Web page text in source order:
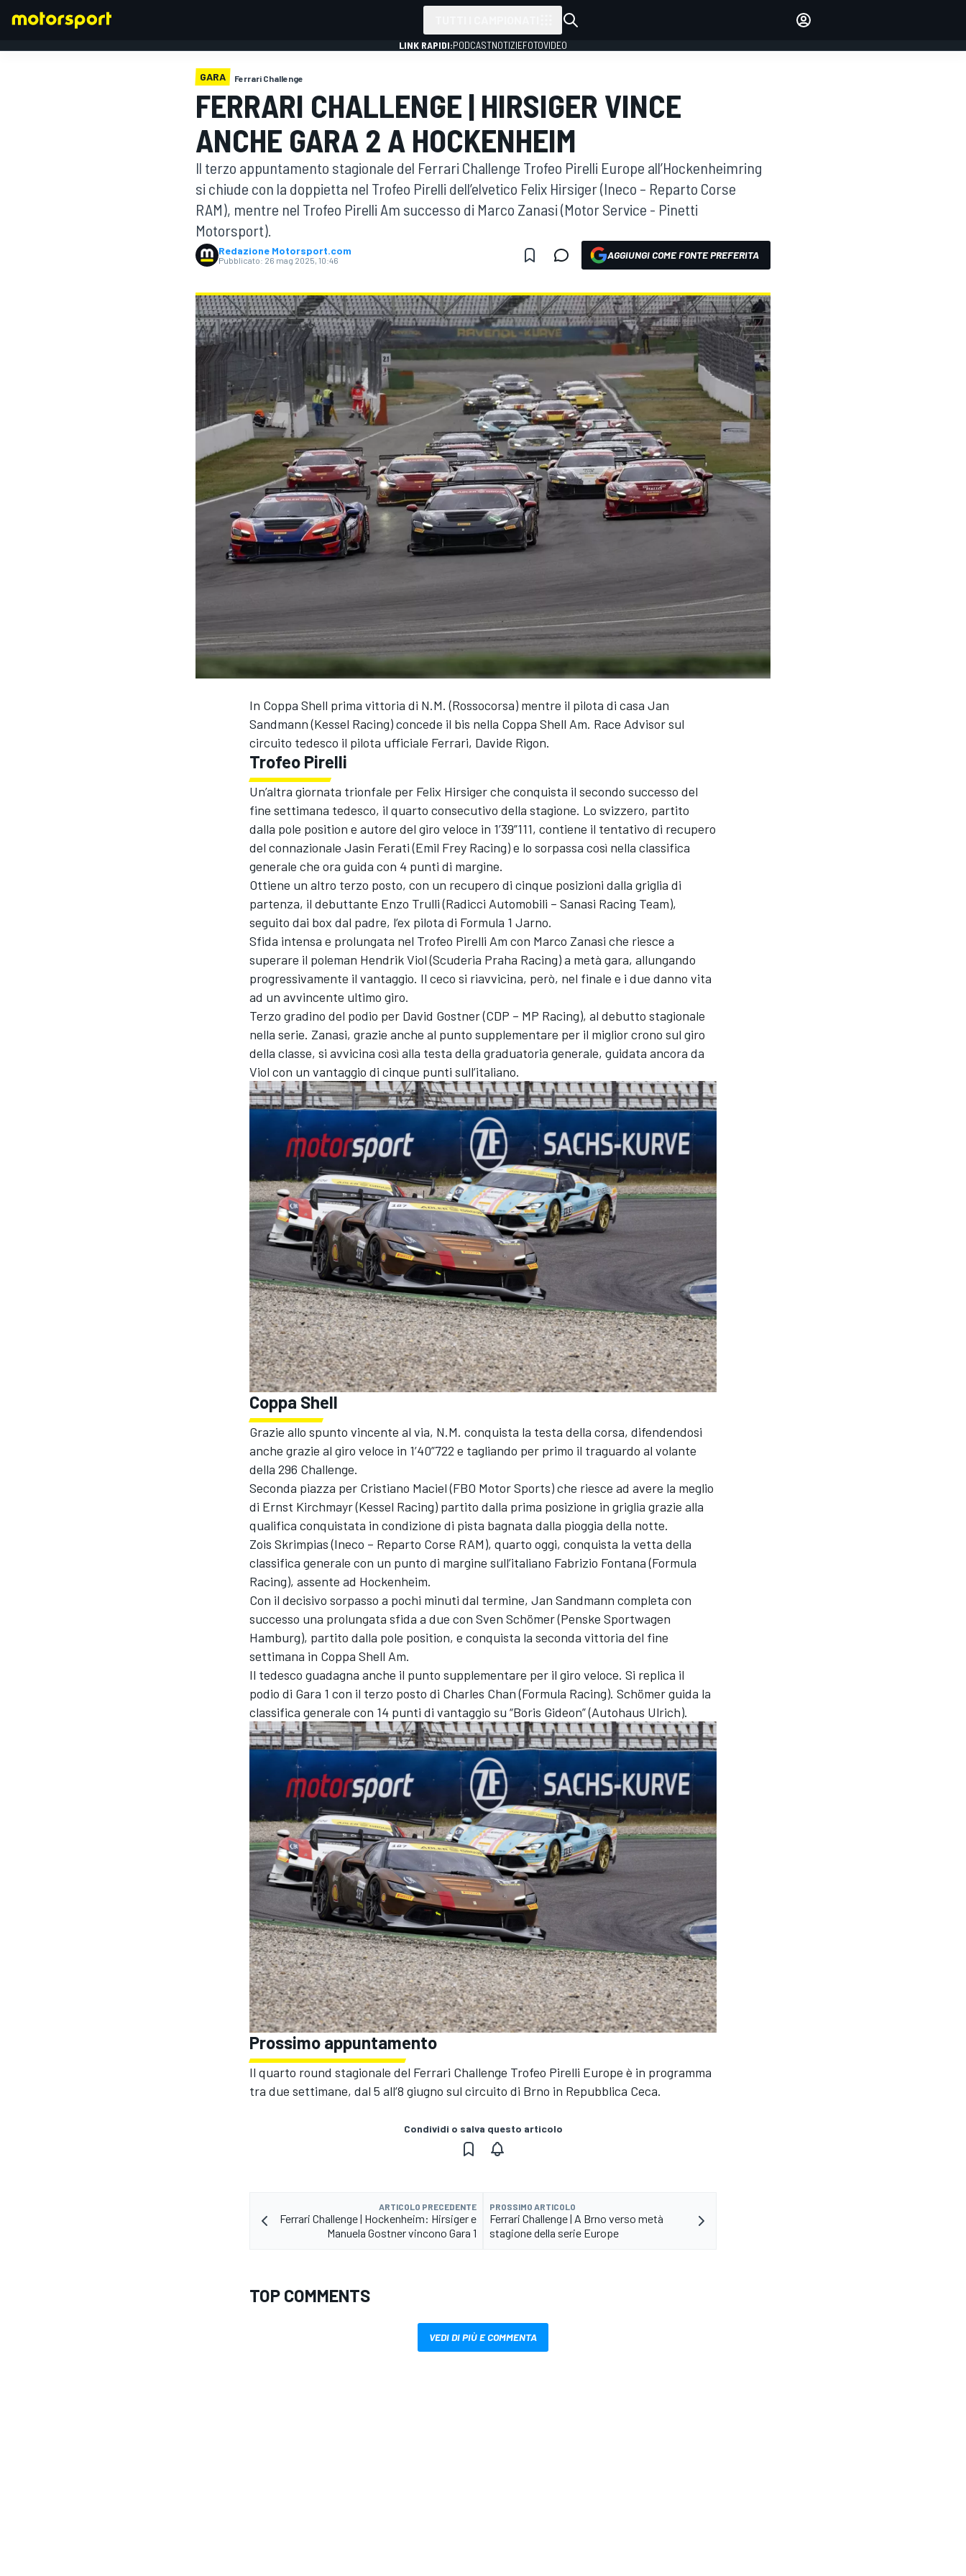
WEC
ACCEDI
LINK RAPIDI:PODCASTNOTIZIEFOTOVIDEO
GARA Ferrari Challenge
FERRARI CHALLENGE | HIRSIGER VINCE
ANCHE GARA 2 A HOCKENHEIM
Il terzo appuntamento stagionale del Ferrari Challenge Trofeo Pirelli Europe all’Hockenheimring
si chiude con la doppietta nel Trofeo Pirelli dell’elvetico Felix Hirsiger (Ineco – Reparto Corse
RAM), mentre nel Trofeo Pirelli Am successo di Marco Zanasi (Motor Service - Pinetti
Motorsport).
Redazione Motorsport.com
Pubblicato: 26 mag 2025, 10:46 AGGIUNGI COME FONTE PREFERITA
In Coppa Shell prima vittoria di N.M. (Rossocorsa) mentre il pilota di casa Jan
Sandmann (Kessel Racing) concede il bis nella Coppa Shell Am. Race Advisor sul
circuito tedesco il pilota ufficiale Ferrari, Davide Rigon.
Trofeo Pirelli
Un’altra giornata trionfale per Felix Hirsiger che conquista il secondo successo del
fine settimana tedesco, il quarto consecutivo della stagione. Lo svizzero, partito
dalla pole position e autore del giro veloce in 1’39”111, contiene il tentativo di recupero
del connazionale Jasin Ferati (Emil Frey Racing) e lo sorpassa così nella classifica
generale che ora guida con 4 punti di margine.
Ottiene un altro terzo posto, con un recupero di cinque posizioni dalla griglia di
partenza, il debuttante Enzo Trulli (Radicci Automobili – Sanasi Racing Team),
seguito dai box dal padre, l’ex pilota di Formula 1 Jarno.
Sfida intensa e prolungata nel Trofeo Pirelli Am con Marco Zanasi che riesce a
superare il poleman Hendrik Viol (Scuderia Praha Racing) a metà gara, allungando
progressivamente il vantaggio. Il ceco si riavvicina, però, nel finale e i due danno vita
ad un avvincente ultimo giro.
Terzo gradino del podio per David Gostner (CDP – MP Racing), al debutto stagionale
nella serie. Zanasi, grazie anche al punto supplementare per il miglior crono sul giro
della classe, si avvicina così alla testa della graduatoria generale, guidata ancora da
Viol con un vantaggio di cinque punti sull’italiano.
Coppa Shell
Grazie allo spunto vincente al via, N.M. conquista la testa della corsa, difendendosi
anche grazie al giro veloce in 1’40”722 e tagliando per primo il traguardo al volante
della 296 Challenge.
Seconda piazza per Cristiano Maciel (FBO Motor Sports) che riesce ad avere la meglio
di Ernst Kirchmayr (Kessel Racing) partito dalla prima posizione in griglia grazie alla
qualifica conquistata in condizione di pista bagnata dalla pioggia della notte.
Zois Skrimpias (Ineco – Reparto Corse RAM), quarto oggi, conquista la vetta della
classifica generale con un punto di margine sull’italiano Fabrizio Fontana (Formula
Racing), assente ad Hockenheim.
Con il decisivo sorpasso a pochi minuti dal termine, Jan Sandmann completa con
successo una prolungata sfida a due con Sven Schömer (Penske Sportwagen
Hamburg), partito dalla pole position, e conquista la seconda vittoria del fine
settimana in Coppa Shell Am.
Il tedesco guadagna anche il punto supplementare per il giro veloce. Si replica il
podio di Gara 1 con il terzo posto di Charles Chan (Formula Racing). Schömer guida la
classifica generale con 14 punti di vantaggio su “Boris Gideon” (Autohaus Ulrich).
Prossimo appuntamento
Il quarto round stagionale del Ferrari Challenge Trofeo Pirelli Europe è in programma
tra due settimane, dal 5 all’8 giugno sul circuito di Brno in Repubblica Ceca.
Condividi o salva questo articolo
ARTICOLO PRECEDENTE
Ferrari Challenge | Hockenheim: Hirsiger e
Manuela Gostner vincono Gara 1
PROSSIMO ARTICOLO
Ferrari Challenge | A Brno verso metà
stagione della serie Europe
TOP COMMENTS
VEDI DI PIÙ E COMMENTA